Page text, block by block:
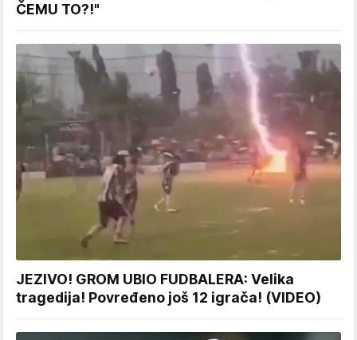
ČEMU TO?!"
JEZIVO! GROM UBIO FUDBALERA: Velika
tragedija! Povređeno još 12 igrača! (VIDEO)